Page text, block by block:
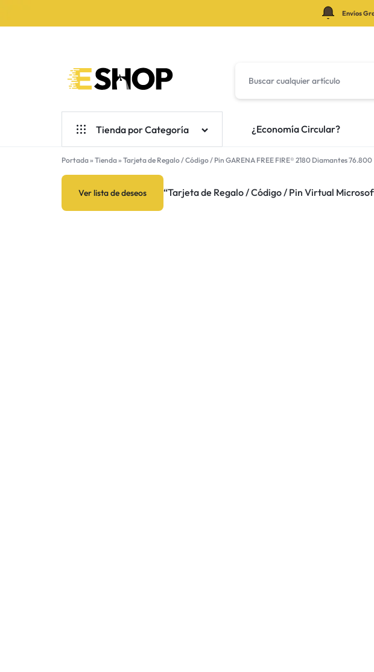
Envíos
ESHOP
MÁS
QUE
COMPRAS,
UNA
Tienda por Categoría
Electronicos
Automóviles y Motocicletas
¿Economía Circular?
Portada» Tienda» Tarjeta de Regalo / Código / Pin GARENA FREE FIRE® 2180 Diamantes 76.800
Ver lista de deseos “Tarjeta de Regalo / Código / Pin Virtual